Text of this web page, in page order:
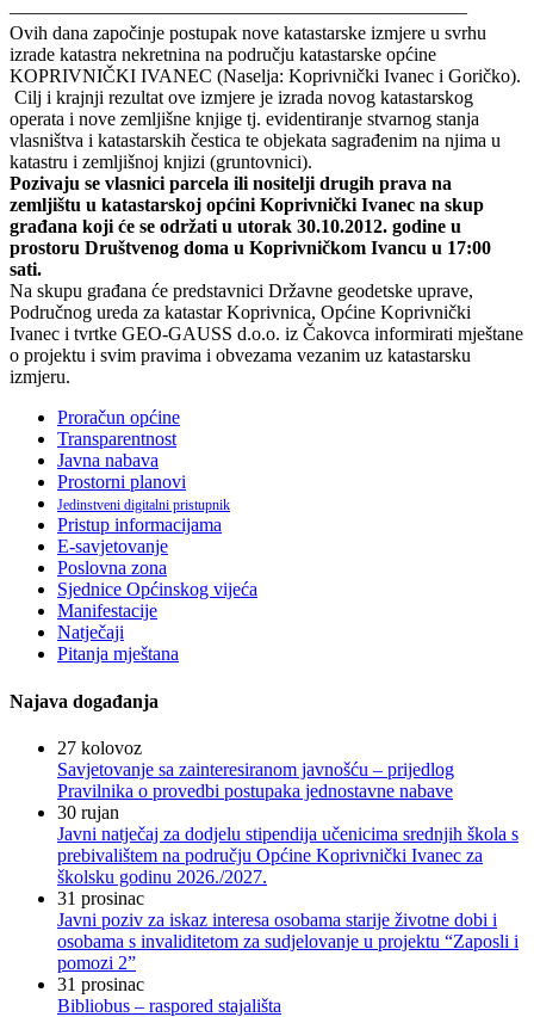
————————————————————————
Ovih dana započinje postupak nove katastarske izmjere u svrhu
izrade katastra nekretnina na području katastarske općine
KOPRIVNIČKI IVANEC (Naselja: Koprivnički Ivanec i Goričko).
Cilj i krajnji rezultat ove izmjere je izrada novog katastarskog
operata i nove zemljišne knjige tj. evidentiranje stvarnog stanja
vlasništva i katastarskih čestica te objekata sagrađenim na njima u
katastru i zemljišnoj knjizi (gruntovnici).
Pozivaju se vlasnici parcela ili nositelji drugih prava na
zemljištu u katastarskoj općini Koprivnički Ivanec na skup
građana koji će se održati u utorak 30.10.2012. godine u
prostoru Društvenog doma u Koprivničkom Ivancu u 17:00
sati.
Na skupu građana će predstavnici Državne geodetske uprave,
Područnog ureda za katastar Koprivnica, Općine Koprivnički
Ivanec i tvrtke GEO-GAUSS d.o.o. iz Čakovca informirati mještane
o projektu i svim pravima i obvezama vezanim uz katastarsku
izmjeru.
Proračun općine
Transparentnost
Javna nabava
Prostorni planovi
Jedinstveni digitalni pristupnik
Pristup informacijama
E-savjetovanje
Poslovna zona
Sjednice Općinskog vijeća
Manifestacije
Natječaji
Pitanja mještana
Najava događanja
27 kolovoz
Savjetovanje sa zainteresiranom javnošću – prijedlog
Pravilnika o provedbi postupaka jednostavne nabave
30 rujan
Javni natječaj za dodjelu stipendija učenicima srednjih škola s
prebivalištem na području Općine Koprivnički Ivanec za
školsku godinu 2026./2027.
31 prosinac
Javni poziv za iskaz interesa osobama starije životne dobi i
osobama s invaliditetom za sudjelovanje u projektu “Zaposli i
pomozi 2”
31 prosinac
Bibliobus – raspored stajališta